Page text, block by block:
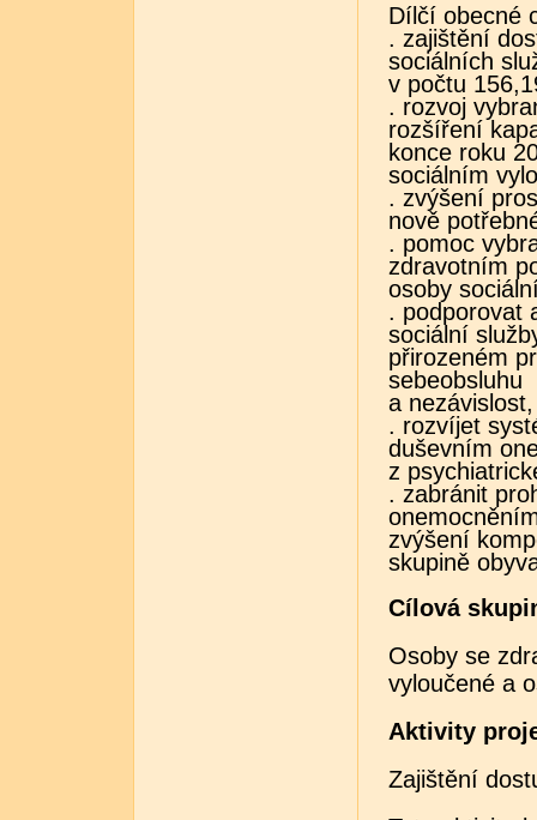
Dílčí obecné
. zajištění
sociálních
v počtu
. rozvoj
rozšíření
konce roku
sociálním
. zvýšení
nově
. pomoc
zdravotním
osoby
. podporovat
sociální
přirozeném
sebeobsluhu
a nezávislost,
. rozvíjet
duševním
z
. zabránit
zvýšení
skupině
Cílová
Osoby se
vyloučené a
Aktivity
Zajištění